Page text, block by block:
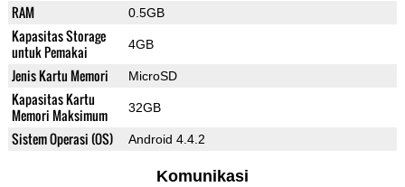
RAM 0.5GB
Kapasitas Storage
untuk Pemakai
4GB
Jenis Kartu Memori MicroSD
Kapasitas Kartu
Memori Maksimum
32GB
Sistem Operasi (OS) Android 4.4.2
Komunikasi